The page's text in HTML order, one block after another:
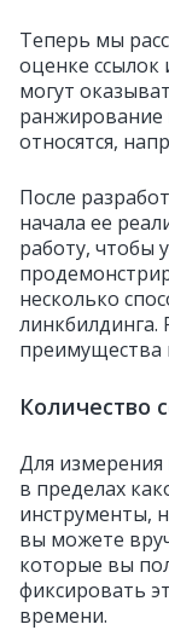
Теперь мы
оценке ссылок
могут
ранжирование
относятся,
После
начала ее
работу, чтобы
несколько
линкбилдинга.
преимущества
Количество
Для измерения
в пределах
инструменты,
вы можете
которые вы
фиксировать
времени.